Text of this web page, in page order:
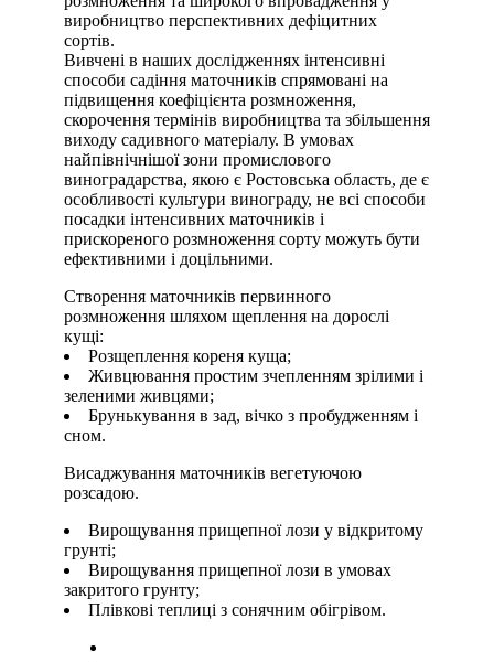
виробництво перспективних дефіцитних
сортів.
Вивчені в наших дослідженнях інтенсивні
способи садіння маточників спрямовані на
підвищення коефіцієнта розмноження,
скорочення термінів виробництва та збільшення
виходу садивного матеріалу. В умовах
найпівнічнішої зони промислового
виноградарства, якою є Ростовська область, де є
особливості культури винограду, не всі способи
посадки інтенсивних маточників і
прискореного розмноження сорту можуть бути
ефективними і доцільними.
Створення маточників первинного
розмноження шляхом щеплення на дорослі
кущі:
Розщеплення кореня куща;
Живцювання простим зчепленням зрілими і
зеленими живцями;
Брунькування в зад, вічко з пробудженням і
сном.
Висаджування маточників вегетуючою
розсадою.
Вирощування прищепної лози у відкритому
грунті;
Вирощування прищепної лози в умовах
закритого грунту;
Плівкові теплиці з сонячним обігрівом.